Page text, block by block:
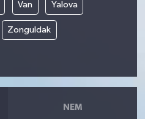
Van Yalova
Zonguldak
NEM